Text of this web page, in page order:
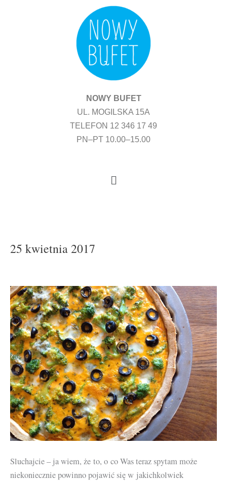
NOWY BUFET
UL. MOGILSKA 15A
TELEFON 12 346 17 49
PN–PT 10.00–15.00
Menu
25 kwietnia 2017
Sluchajcie – ja wiem, że to, o co Was teraz spytam może
niekoniecznie powinno pojawić się w jakichkolwiek